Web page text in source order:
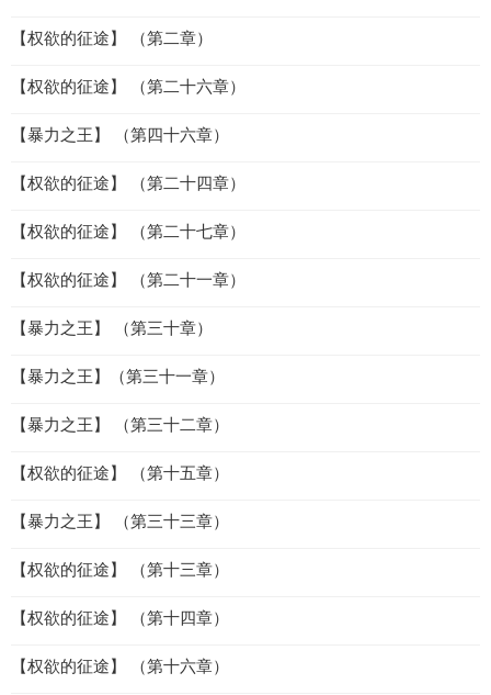
【权欲的征途】 （第二章）
【权欲的征途】 （第二十六章）
【暴力之王】 （第四十六章）
【权欲的征途】 （第二十四章）
【权欲的征途】 （第二十七章）
【权欲的征途】 （第二十一章）
【暴力之王】 （第三十章）
【暴力之王】（第三十一章）
【暴力之王】 （第三十二章）
【权欲的征途】 （第十五章）
【暴力之王】 （第三十三章）
【权欲的征途】 （第十三章）
【权欲的征途】 （第十四章）
【权欲的征途】 （第十六章）